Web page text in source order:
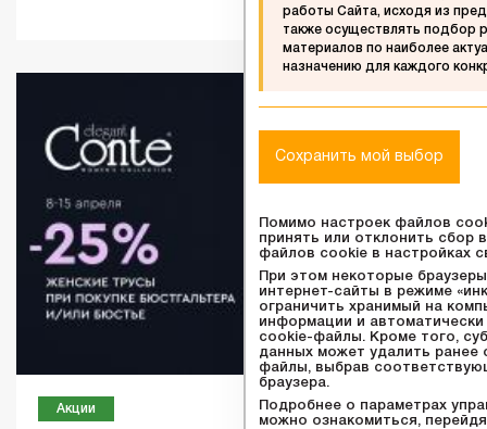
Акции
работы Сайта, исходя из
также осуществлять подбор
материалов по наиболее
назначению для каждого
Сохранить мой выбор
Помимо настроек файлов
принять или отклонить сбор
файлов сookie в настройках
При этом некоторые
интернет-сайты в режиме
ограничить хранимый на
информации и
cookie-файлы. Кроме того,
данных может удалить ранее
файлы, выбрав
браузера.
Подробнее о параметрах
можно ознакомиться,